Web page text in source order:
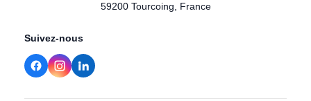
59200 Tourcoing, France
Suivez-nous